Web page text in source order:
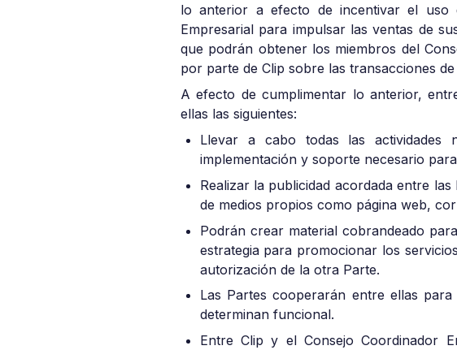
lo anterior a efecto de incentivar el uso
Empresarial para impulsar las ventas de
que podrán obtener los miembros del
por parte de Clip sobre las transacciones
A efecto de cumplimentar lo anterior,
ellas las siguientes:
Llevar a cabo todas las actividades
implementación y soporte necesario
Realizar la publicidad acordada entre
de medios propios como página web,
Podrán crear material cobrandeado
estrategia para promocionar los
autorización de la otra Parte.
Las Partes cooperarán entre ellas
determinan funcional.
Entre Clip y el Consejo Coordinador